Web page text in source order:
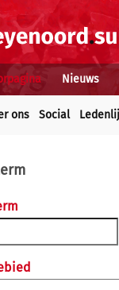
Nieuws
ons Social